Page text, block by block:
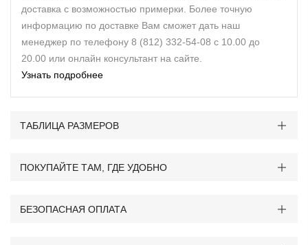
доставка с возможностью примерки. Более точную
информацию по доставке Вам сможет дать наш
менеджер по телефону 8 (812) 332-54-08 с 10.00 до
20.00 или онлайн консультант на сайте.
Узнать подробнее
ТАБЛИЦА РАЗМЕРОВ
ПОКУПАЙТЕ ТАМ, ГДЕ УДОБНО
БЕЗОПАСНАЯ ОПЛАТА